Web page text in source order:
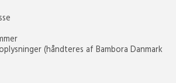
(håndteres af Bambora Danmark